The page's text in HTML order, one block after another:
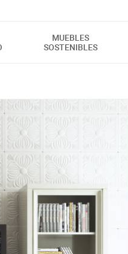
MUEBLES
SOSTENIBLES